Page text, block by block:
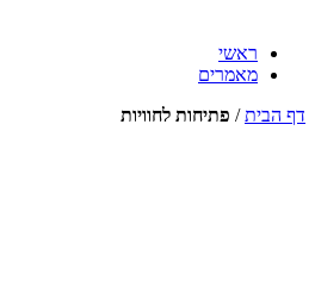
ראשי
מאמרים
דף הבית/ פתיחות לחוויות